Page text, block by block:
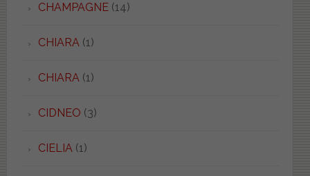
CHAMPAGNE(14)
CHIARA(1)
CHIARA(1)
CIDNEO (3)
CIELIA(1)